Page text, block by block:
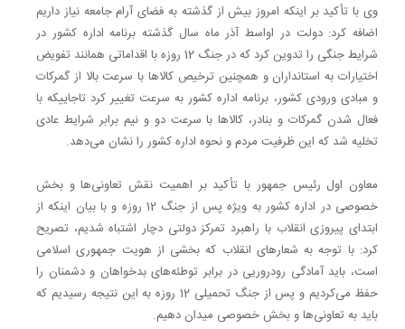
وی با تأکید بر اینکه امروز بیش از گذشته به فضای آرام جامعه نیاز داریم
اضافه کرد: دولت در اواسط آذر ماه سال گذشته برنامه اداره کشور در
شرایط جنگی را تدوین کرد که در جنگ 12 روزه با اقداماتی همانند تفویض
اختیارات به استانداران و همچنین ترخیص کالاها با سرعت بالا از گمرکات
و مبادی ورودی کشور، برنامه اداره کشور به سرعت تغییر کرد تاجاییکه با
فعال شدن گمرکات و بنادر، کالاها با سرعت دو و نیم برابر شرایط عادی
تخلیه شد که این ظرفیت مردم و نحوه اداره کشور را نشان می‌دهد.
معاون اول رئیس جمهور با تأکید بر اهمیت نقش تعاونی‌ها و بخش
خصوصی در اداره کشور به ویژه پس از جنگ 12 روزه و با بیان اینکه از
ابتدای پیروزی انقلاب با راهبرد تمرکز دولتی دچار اشتباه شدیم، تصریح
کرد: با توجه به شعارهای انقلاب که بخشی از هویت جمهوری اسلامی
است، باید آمادگی رودروریی در برابر توطئه‌های بدخواهان و دشمنان را
حفظ می‌کردیم و پس از جنگ تحمیلی 12 روزه به این نتیجه رسیدیم که
باید به تعاونی‌ها و بخش خصوصی میدان دهیم.